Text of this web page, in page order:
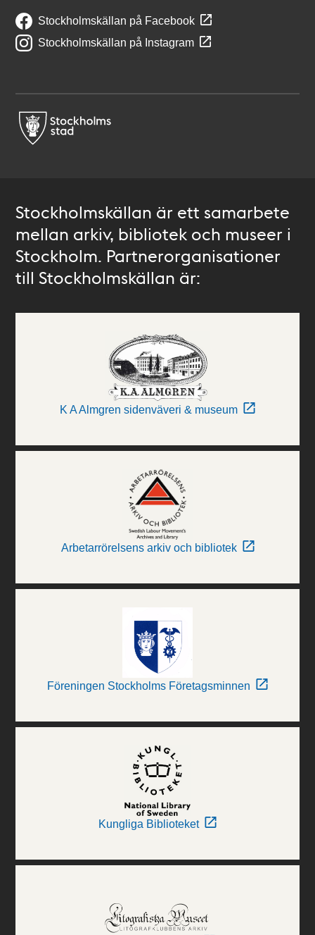
Stockholmskällan på Facebook
Stockholmskällan på Instagram
Stockholmskällan är ett samarbete
mellan arkiv, bibliotek och museer i
Stockholm. Partnerorganisationer
till Stockholmskällan är:
K A Almgren sidenväveri & museum
Arbetarrörelsens arkiv och bibliotek
Föreningen Stockholms Företagsminnen
Kungliga Biblioteket